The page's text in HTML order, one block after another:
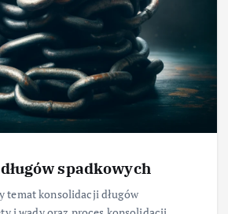
spadkowych
temat konsolidacji długów